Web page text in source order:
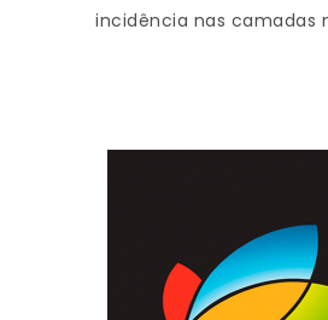
incidência nas camadas